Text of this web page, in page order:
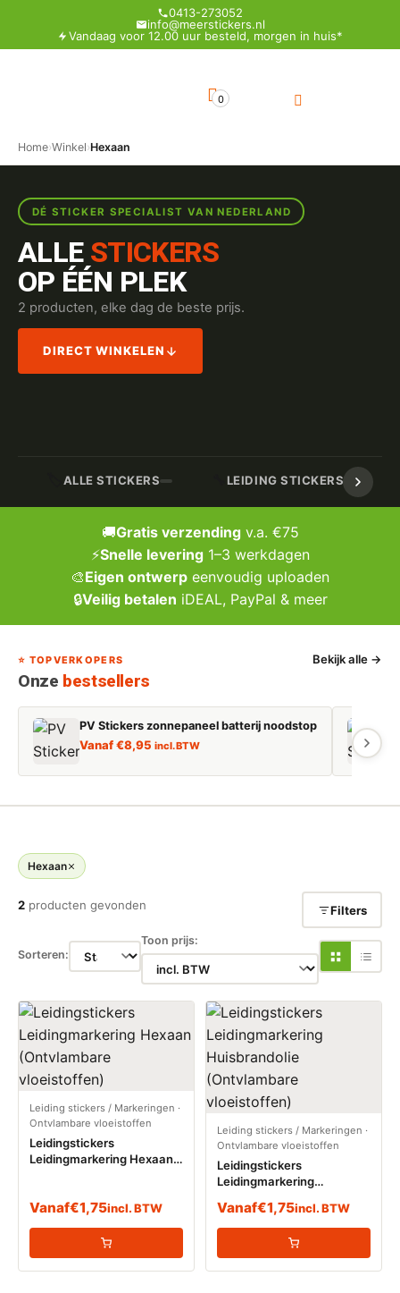
0413-273052
info@meerstickers.nl
Vandaag voor 12.00 uur besteld, morgen in huis*
0
Home›Winkel›Hexaan
DÉ STICKER SPECIALIST VAN NEDERLAND
ALLE STICKERS
OP ÉÉN PLEK
2 producten, elke dag de beste prijs.
DIRECT WINKELEN
ALLE STICKERS LEIDING STICKERS /
🚚Gratis verzendingv.a. €75
⚡Snelle levering1–3 werkdagen
🎨Eigen ontwerp eenvoudig uploaden
🔒Veilig betalen iDEAL, PayPal & meer
⭐ TOPVERKOPERS
Onze bestsellers
Bekijk alle →
PV Stickers zonnepaneel batterij noodstop
Vanaf€8,95 incl. BTW
Hexaan
2 producten gevonden Filters
Sorteren:
Toon prijs:
Leiding stickers / Markeringen ·
Ontvlambare vloeistoffen
Leidingstickers
Leidingmarkering Hexaan
Vanaf€1,75incl. BTW
Leiding stickers / Markeringen ·
Ontvlambare vloeistoffen
Leidingstickers
Leidingmarkering
(Ontvlambare vloeistoffen)
Vanaf€1,75incl. BTW